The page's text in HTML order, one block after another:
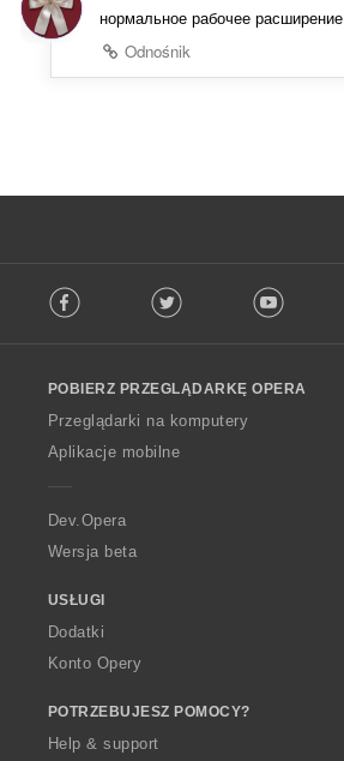
нормальное рабочее расширение
Odnośnik
o
w
O
p
a
Facebook Twitter Youtube
POBIERZ PRZEGLĄDARKĘ OPERA
Przeglądarki na komputery
Aplikacje mobilne
Dev.Opera
Wersja beta
USŁUGI
Dodatki
Konto Opery
POTRZEBUJESZ POMOCY?
Help & support